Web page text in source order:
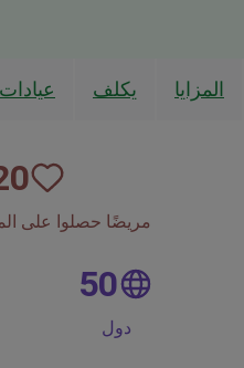
المزايا يكلف عيادات
مريضًا حصلوا على
50
دول